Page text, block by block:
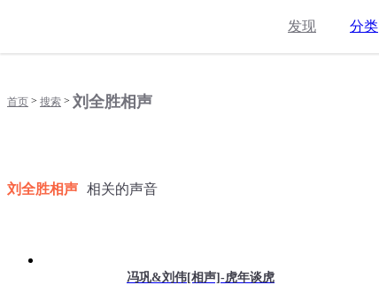
发现 分类
首页 > 搜索 > 刘全胜相声
刘全胜相声 相关的声音
冯巩&刘伟[相声]-虎年谈虎